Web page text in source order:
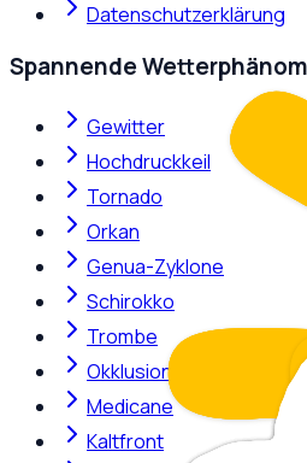
Datenschutzerklärung
Spannende
Gewitter
Hochdruckkeil
Tornado
Orkan
Genua-Zyklone
Schirokko
Trombe
Okklusion
Medicane
Kaltfront